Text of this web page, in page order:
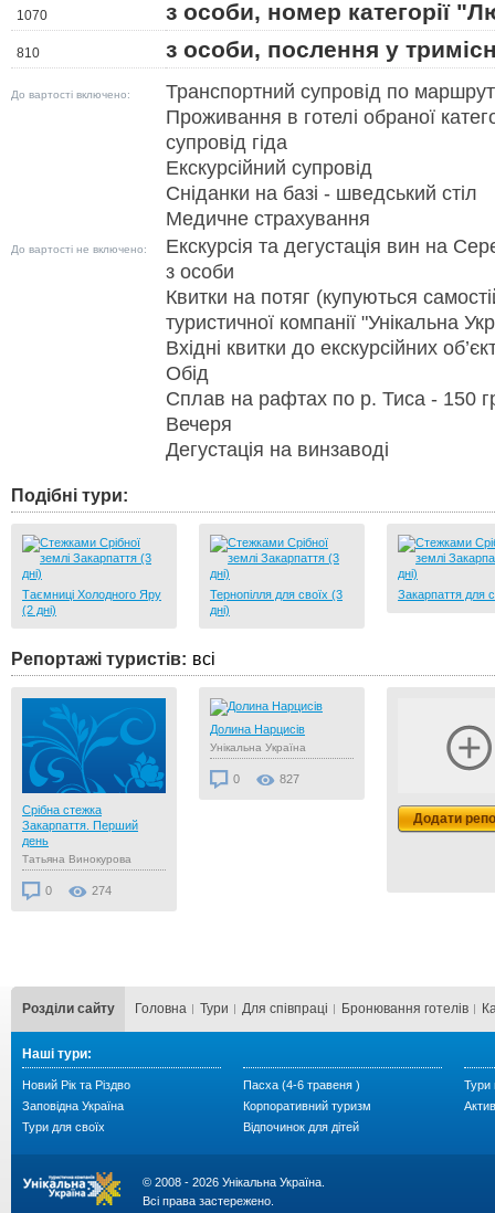
1070 з особи, номер категорії
810 з особи, послення у
До вартості включено:
Транспортний супровід по
Проживання в готелі обраної
супровід гіда
Екскурсійний супровід
Сніданки на базі - шведський стіл
Медичне страхування
До вартості не включено:
Екскурсія та дегустація вин на
з особи
Квитки на потяг (купуються
туристичної компанії "Унікальна
Вхідні квитки до екскурсійних
Обід
Сплав на рафтах по р. Тиса - 150
Вечеря
Дегустація на винзаводі
Подібні тури:
Таємниці Холодного Яру
(2 дні)
Тернопілля для своїх (3
дні)
Закарпаття для
Репортажі туристів: всі
Срібна стежка
Закарпаття. Перший
день
Татьяна Винокурова
0 274
Долина Нарцисів
Унікальна Україна
0 827
Додати
Розділи сайту Головна Тури Для cпівпраці Бронювання готелів
Наші тури:
Новий Рік та Різдво
Заповідна Україна
Тури для своїх
Пасха (4-6 травеня )
Корпоративний туризм
Відпочинок для дітей
Тури
© 2008 - 2026 Унікальна Україна.
Всі права застережено.